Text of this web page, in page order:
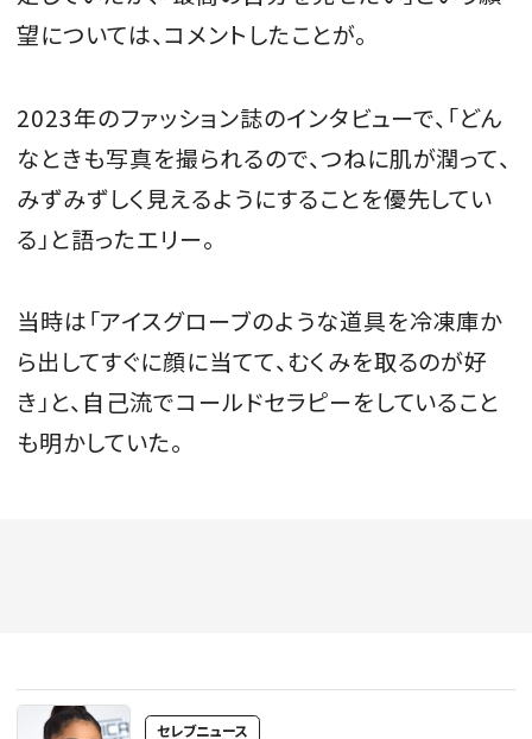
望については、コメントしたことが。
2023年のファッション誌のインタビューで、「どん
なときも写真を撮られるので、つねに肌が潤って、
みずみずしく見えるようにすることを優先してい
る」と語ったエリー。
当時は「アイスグローブのような道具を冷凍庫か
ら出してすぐに顔に当てて、むくみを取るのが好
き」と、自己流でコールドセラピーをしていること
も明かしていた。
セレブニュース